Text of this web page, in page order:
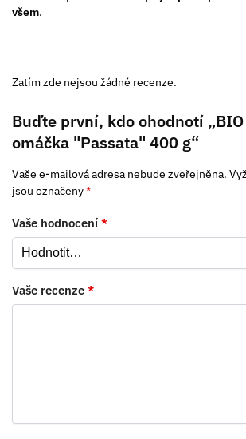
všem.
Zatím zde nejsou žádné recenze.
Buďte první, kdo ohodnotí
omáčka "Passata" 400 g“
Vaše e-mailová adresa nebude zveřejněna.
jsou označeny*
Vaše hodnocení *
Vaše recenze *